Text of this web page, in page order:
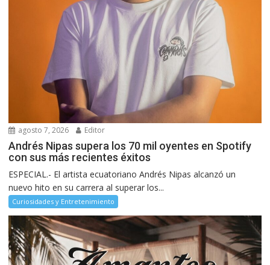
agosto 7, 2026 Editor
Andrés Nipas supera los 70 mil oyentes en Spotify
con sus más recientes éxitos
ESPECIAL.- El artista ecuatoriano Andrés Nipas alcanzó un
nuevo hito en su carrera al superar los...
Curiosidades y Entretenimiento